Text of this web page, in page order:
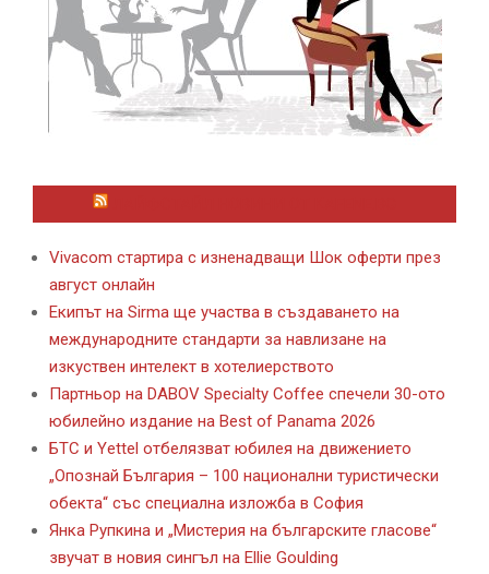
Vivacom стартира с изненадващи Шок оферти през
август онлайн
Екипът на Sirma ще участва в създаването на
международните стандарти за навлизане на
изкуствен интелект в хотелиерството
Партньор на DABOV Specialty Coffee спечели 30-ото
юбилейно издание на Best of Panama 2026
БТС и Yettel отбелязват юбилея на движението
„Опознай България – 100 национални туристически
обекта“ със специална изложба в София
Янка Рупкина и „Мистерия на българските гласове“
звучат в новия сингъл на Ellie Goulding